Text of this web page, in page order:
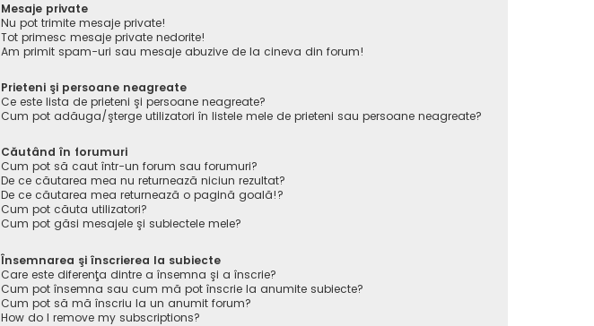
Mesaje private
Nu pot trimite mesaje private!
Tot primesc mesaje private nedorite!
Am primit spam-uri sau mesaje abuzive de la cineva din forum!
Prieteni şi persoane neagreate
Ce este lista de prieteni şi persoane neagreate?
Cum pot adăuga/şterge utilizatori în listele mele de prieteni sau persoane neagreate?
Căutând în forumuri
Cum pot să caut într-un forum sau forumuri?
De ce căutarea mea nu returnează niciun rezultat?
De ce căutarea mea returnează o pagină goală!?
Cum pot căuta utilizatori?
Cum pot găsi mesajele şi subiectele mele?
Însemnarea şi înscrierea la subiecte
Care este diferenţa dintre a însemna şi a înscrie?
Cum pot însemna sau cum mă pot înscrie la anumite subiecte?
Cum pot să mă înscriu la un anumit forum?
How do I remove my subscriptions?